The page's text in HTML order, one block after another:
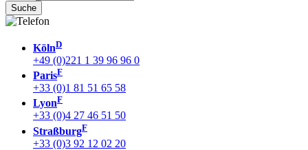
KölnD
+49 (0)221 1 39 96 96 0
ParisF
+33 (0)1 81 51 65 58
LyonF
+33 (0)4 27 46 51 50
StraßburgF
+33 (0)3 92 12 02 20